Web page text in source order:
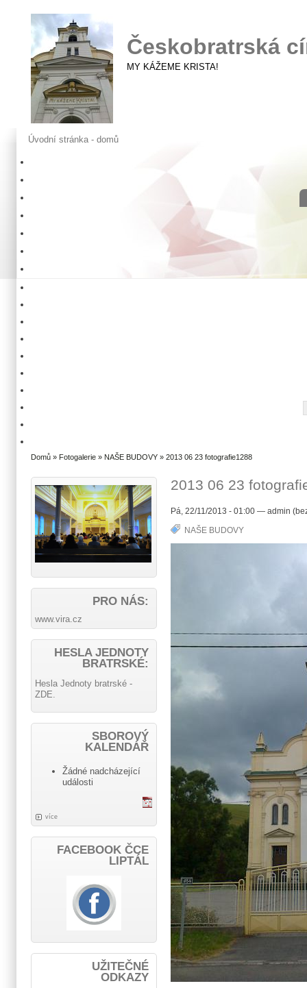
Českobratrská
MY KÁŽEME KRISTA!
Úvodní stránka - domů
Domů » Fotogalerie » NAŠE BUDOVY » 2013 06 23 fotografie1288
2013 06 23
Pá, 22/11/2013 - 01:00 — admin
NAŠE BUDOVY
PRO NÁS:
www.vira.cz
HESLA JEDNOTY
BRATRSKÉ:
Hesla Jednoty bratrské -
ZDE.
SBOROVÝ
KALENDÁŘ
Žádné nadcházející
události
více
FACEBOOK ČCE
LIPTÁL
UŽITEČNÉ
ODKAZY